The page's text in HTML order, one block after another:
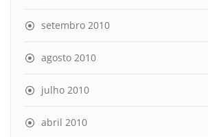
setembro 2010
agosto 2010
julho 2010
abril 2010